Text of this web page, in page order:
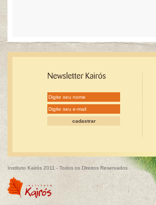
Instituto Kairós 2011 - Todos os Direitos Reservados